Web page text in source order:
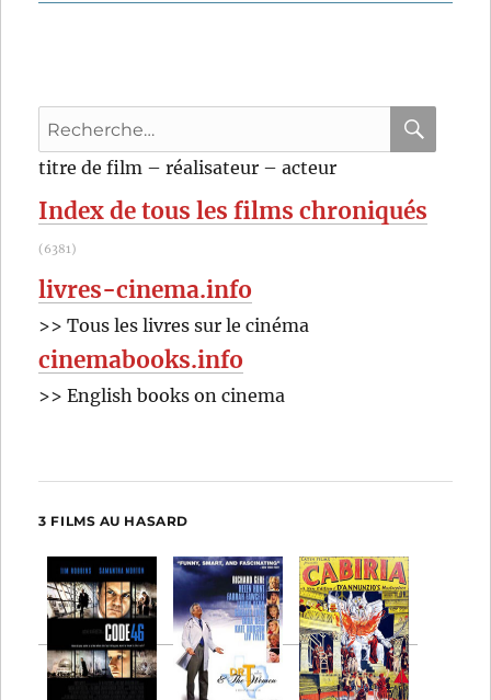
Computer
Recherche
pour
:
titre de film – réalisateur – acteur
Index de tous les films chroniqués
(6381)
livres-cinema.info
>> Tous les livres sur le cinéma
cinemabooks.info
>> English books on cinema
3 FILMS AU HASARD